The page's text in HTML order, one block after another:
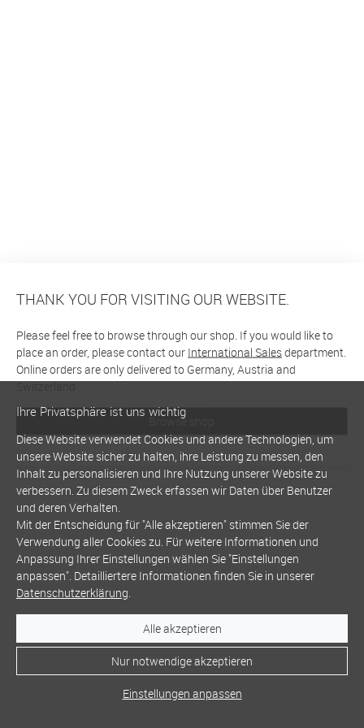
THANK YOU FOR VISITING OUR WEBSITE.
Please feel free to browse through our shop. If you would like to
place an order, please contact our International Salesdepartment.
Online orders are only delivered to Germany, Austria and
Switzerland
Browse shop
Ihre Privatsphäre ist uns wichtig
Diese Website verwendet Cookies und andere Technologien, um
unsere Website sicher zu halten, ihre Leistung zu messen, den
Inhalt zu personalisieren und Ihre Nutzung unserer Website zu
verbessern. Zu diesem Zweck erfassen wir Daten über Benutzer
und deren Verhalten.
Mit der Entscheidung für "Alle akzeptieren" stimmen Sie der
Verwendung aller Cookies zu. Für weitere Informationen und
Anpassung Ihrer Einstellungen wählen Sie "Einstellungen
anpassen". Detailliertere Informationen finden Sie in unserer
Datenschutzerklärung.
Alle akzeptieren
Nur notwendige akzeptieren
Einstellungen anpassen